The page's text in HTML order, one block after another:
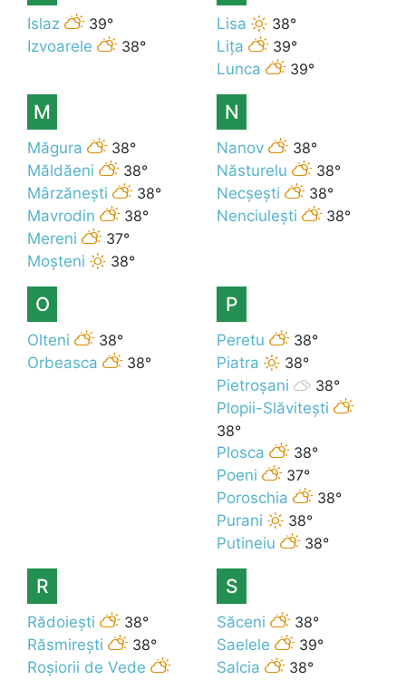
Islaz
39°
Izvoarele
38°
Lisa
38°
Lița
39°
Lunca
39°
M
Măgura
38°
Măldăeni
38°
Mârzănești
38°
Mavrodin
38°
Mereni
37°
Moșteni
38°
N
Nanov
38°
Năsturelu
38°
Necșești
38°
Nenciulești
38°
O
Olteni
38°
Orbeasca
38°
P
Peretu
38°
Piatra
38°
Pietroșani
38°
Plopii-Slăvitești
38°
Plosca
38°
Poeni
37°
Poroschia
38°
Purani
38°
Putineiu
38°
R
Rădoiești
38°
Răsmirești
38°
Roșiorii de Vede
S
Săceni
38°
Saelele
39°
Salcia
38°